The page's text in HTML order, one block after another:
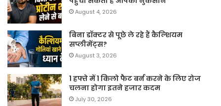
August 4, 2026
बिना डॉक्टर से पूछे ले रहे हैं कैल्शियम
सप्लीमेंट्स?
August 3, 2026
1 हफ्ते में 1 किलो फैट बर्न करने के लिए रोज
चलना होगा इतने हजार कदम
July 30, 2026